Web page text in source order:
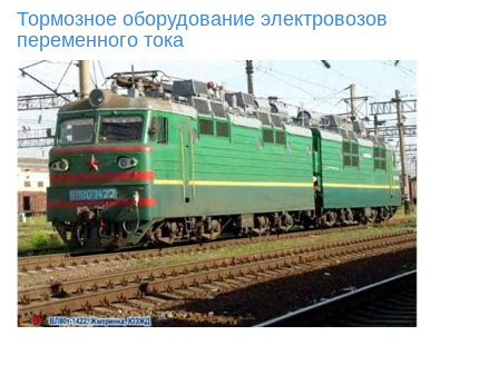
Тормозное оборудование электровозов
переменного тока